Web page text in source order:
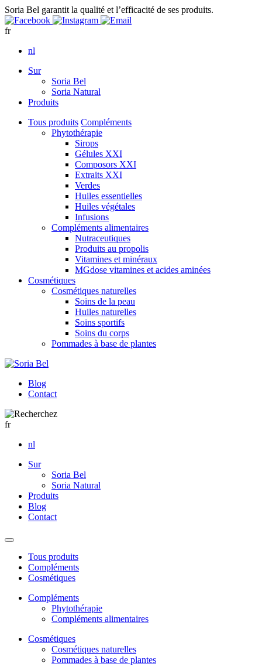
Soria Bel garantit la qualité et l’efficacité de ses produits.
fr
nl
Sur
Soria Bel
Soria Natural
Produits
Tous produits Compléments
Phytothérapie
Sirops
Gélules XXI
Composors XXI
Extraits XXI
Verdes
Huiles essentielles
Huiles végétales
Infusions
Compléments alimentaires
Nutraceutiques
Produits au propolis
Vitamines et minéraux
MGdose vitamines et acides aminées
Cosmétiques
Cosmétiques naturelles
Soins de la peau
Huiles naturelles
Soins sportifs
Soins du corps
Pommades à base de plantes
Blog
Contact
fr
nl
Sur
Soria Bel
Soria Natural
Produits
Blog
Contact
Tous produits
Compléments
Cosmétiques
Compléments
Phytothérapie
Compléments alimentaires
Cosmétiques
Cosmétiques naturelles
Pommades à base de plantes